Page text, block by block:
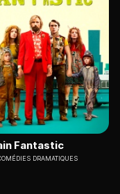
Fantastic
DRAMATIQUES